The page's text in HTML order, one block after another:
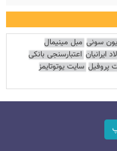
سونی مبل مینیمال
ایرانیان اعتبارسنجی بانکی
پروفیل سایت یوتوتایمز